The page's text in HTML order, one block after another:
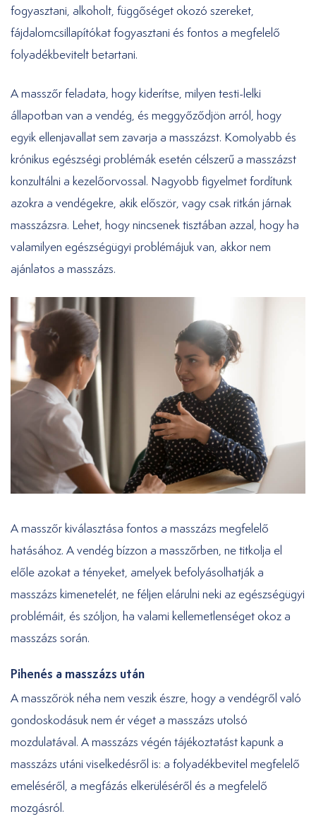
fogyasztani, alkoholt, függőséget okozó szereket,
fájdalomcsillapítókat fogyasztani és fontos a megfelelő
folyadékbevitelt betartani.
A masszőr feladata, hogy kiderítse, milyen testi-lelki
állapotban van a vendég, és meggyőződjön arról, hogy
egyik ellenjavallat sem zavarja a masszázst. Komolyabb és
krónikus egészségi problémák esetén célszerű a masszázst
konzultálni a kezelőorvossal. Nagyobb figyelmet fordítunk
azokra a vendégekre, akik először, vagy csak ritkán járnak
masszázsra. Lehet, hogy nincsenek tisztában azzal, hogy ha
valamilyen egészségügyi problémájuk van, akkor nem
ajánlatos a masszázs.
A masszőr kiválasztása fontos a masszázs megfelelő
hatásához. A vendég bízzon a masszőrben, ne titkolja el
előle azokat a tényeket, amelyek befolyásolhatják a
masszázs kimenetelét, ne féljen elárulni neki az egészségügyi
problémáit, és szóljon, ha valami kellemetlenséget okoz a
masszázs során.
Pihenés a masszázs után
A masszőrök néha nem veszik észre, hogy a vendégről való
gondoskodásuk nem ér véget a masszázs utolsó
mozdulatával. A masszázs végén tájékoztatást kapunk a
masszázs utáni viselkedésről is: a folyadékbevitel megfelelő
emeléséről, a megfázás elkerüléséről és a megfelelő
mozgásról.